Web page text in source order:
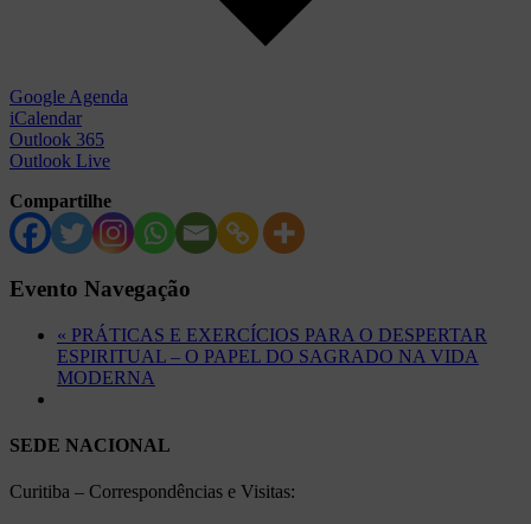
Google Agenda
iCalendar
Outlook 365
Outlook Live
Compartilhe
Evento Navegação
« PRÁTICAS E EXERCÍCIOS PARA O DESPERTAR
ESPIRITUAL – O PAPEL DO SAGRADO NA VIDA
MODERNA
SEDE NACIONAL
Curitiba – Correspondências e Visitas: